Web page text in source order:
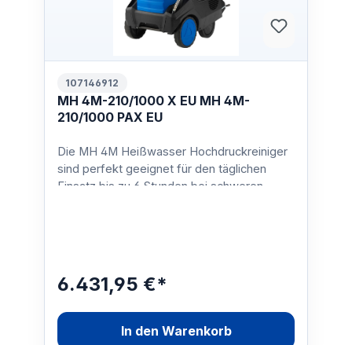
107146912
MH 4M-210/1000 X EU MH 4M-
210/1000 PAX EU
Die MH 4M Heißwasser Hochdruckreiniger
sind perfekt geeignet für den täglichen
Einsatz bis zu 6 Stunden bei schweren
6.431,95 €*
In den Warenkorb